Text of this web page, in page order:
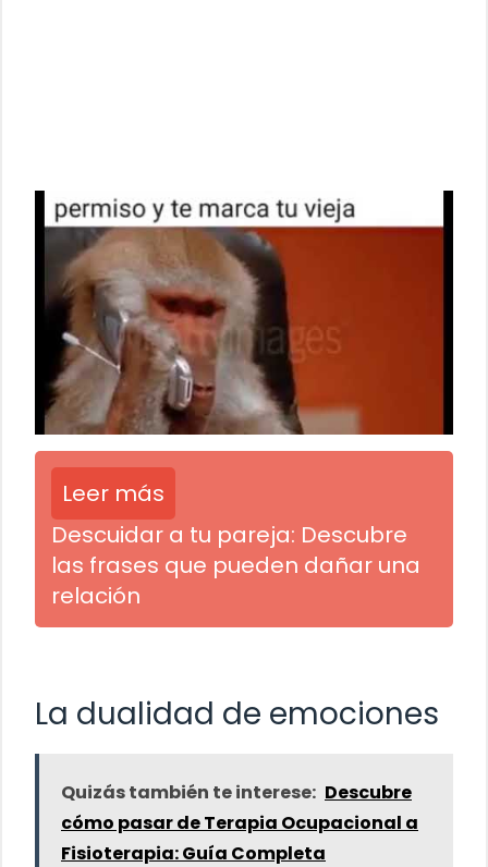
Leer más
Descuidar a tu pareja: Descubre
las frases que pueden dañar una
relación
La dualidad de emociones
Quizás también te interese: Descubre
cómo pasar de Terapia Ocupacional a
Fisioterapia: Guía Completa